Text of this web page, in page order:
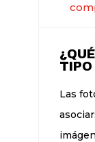
TIPO
Las